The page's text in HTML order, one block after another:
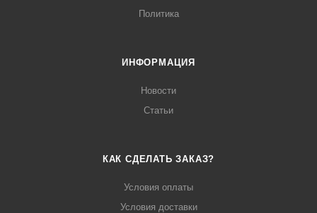
Политика
ИНФОРМАЦИЯ
Новости
Статьи
КАК СДЕЛАТЬ ЗАКАЗ?
Условия оплаты
Условия доставки